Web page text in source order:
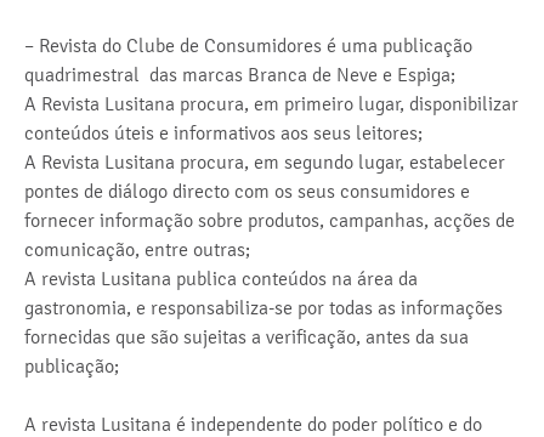
– Revista do Clube de Consumidores é uma publicação
quadrimestral das marcas Branca de Neve e Espiga;
A Revista Lusitana procura, em primeiro lugar, disponibilizar
conteúdos úteis e informativos aos seus leitores;
A Revista Lusitana procura, em segundo lugar, estabelecer
pontes de diálogo directo com os seus consumidores e
fornecer informação sobre produtos, campanhas, acções de
comunicação, entre outras;
A revista Lusitana publica conteúdos na área da
gastronomia, e responsabiliza-se por todas as informações
fornecidas que são sujeitas a verificação, antes da sua
publicação;
A revista Lusitana é independente do poder político e do